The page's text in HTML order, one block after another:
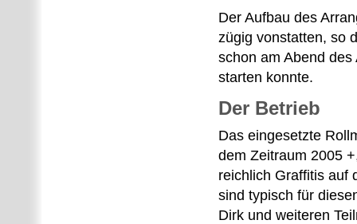
Der Aufbau des
zügig vonstatten, so
schon am Abend des
starten konnte.
Der Betrieb
Das eingesetzte
dem Zeitraum 2005
reichlich Graffitis auf
sind typisch für
Dirk und weiteren